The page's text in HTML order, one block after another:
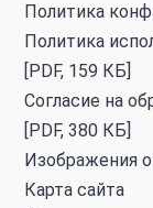
Политика
Политика
[PDF, 159 КБ]
Согласие на
[PDF, 380 КБ]
Изображения
Карта сайта